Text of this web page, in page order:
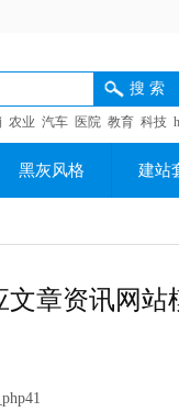
农业 汽车 医院 教育 科技
黑灰风格 建站
文章资讯网站